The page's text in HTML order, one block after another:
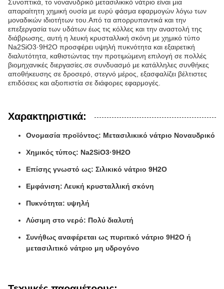
Συνοπτικά, το νονανυδρικό μετασιλικικό νάτριο είναι μια
απαραίτητη χημική ουσία με ευρύ φάσμα εφαρμογών λόγω των
μοναδικών ιδιοτήτων του.Από τα απορρυπαντικά και την
επεξεργασία των υδάτων έως τις κόλλες και την αναστολή της
διάβρωσης, αυτή η λευκή κρυσταλλική σκόνη με χημικό τύπο
Na2SiO3·9H2O προσφέρει υψηλή πυκνότητα και εξαιρετική
διαλυτότητα, καθιστώντας την προτιμώμενη επιλογή σε πολλές
βιομηχανικές διεργασίες.σε συνδυασμό με κατάλληλες συνθήκες
αποθήκευσης σε δροσερό, στεγνό μέρος, εξασφαλίζει βέλτιστες
επιδόσεις και αξιοπιστία σε διάφορες εφαρμογές.
Χαρακτηριστικά:
Ονομασία προϊόντος: Μετασιλικικό νάτριο Νοναυδρικό
Χημικός τύπος: Na2SiO3·9H2O
Επίσης γνωστό ως: Σιλικικό νάτριο 9H2O
Εμφάνιση: Λευκή κρυσταλλική σκόνη
Πυκνότητα: υψηλή
Λύσιμη στο νερό: Πολύ διαλυτή
Συνήθως αναφέρεται ως πυριτικό νάτριο 9H2O ή
μετασιλιτικό νάτριο μη υδρογόνο